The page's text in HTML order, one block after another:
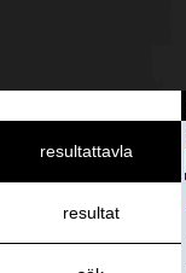
resultattavla
resultat